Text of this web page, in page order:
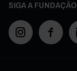
SIGA A FUNDAÇÃO